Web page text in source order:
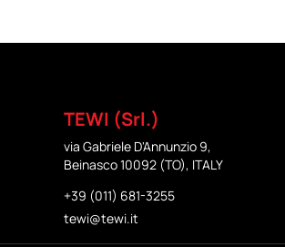
TEWI (Srl.)
via Gabriele D'Annunzio 9,
Beinasco 10092 (TO), ITALY
+39 (011) 681-3255
tewi@tewi.it